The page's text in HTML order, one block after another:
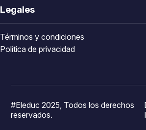
Legales
Términos y condiciones
Política de privacidad
#Eleduc 2025, Todos los derechos
reservados.